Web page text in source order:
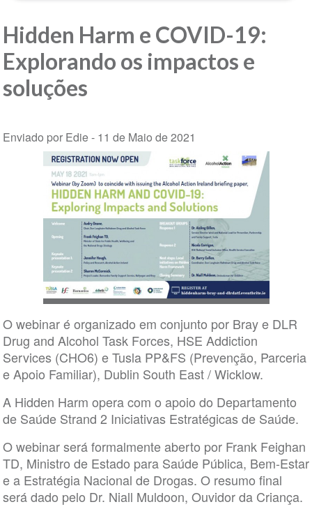
Hidden Harm e COVID-19:
Explorando os impactos e
soluções
Enviado por Edie - 11 de Maio de 2021
O webinar é organizado em conjunto por Bray e DLR
Drug and Alcohol Task Forces, HSE Addiction
Services (CHO6) e Tusla PP&FS (Prevenção, Parceria
e Apoio Familiar), Dublin South East / Wicklow.
A Hidden Harm opera com o apoio do Departamento
de Saúde Strand 2 Iniciativas Estratégicas de Saúde.
O webinar será formalmente aberto por Frank Feighan
TD, Ministro de Estado para Saúde Pública, Bem-Estar
e a Estratégia Nacional de Drogas. O resumo final
será dado pelo Dr. Niall Muldoon, Ouvidor da Criança.